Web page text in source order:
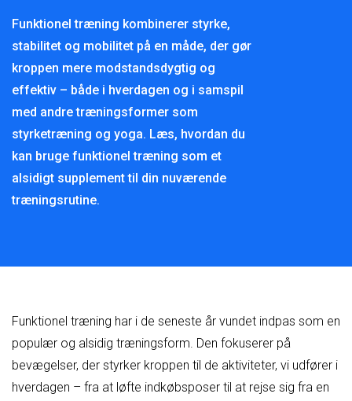
Funktionel træning kombinerer styrke,
stabilitet og mobilitet på en måde, der gør
kroppen mere modstandsdygtig og
effektiv – både i hverdagen og i samspil
med andre træningsformer som
styrketræning og yoga. Læs, hvordan du
kan bruge funktionel træning som et
alsidigt supplement til din nuværende
træningsrutine.
Funktionel træning har i de seneste år vundet indpas som en
populær og alsidig træningsform. Den fokuserer på
bevægelser, der styrker kroppen til de aktiviteter, vi udfører i
hverdagen – fra at løfte indkøbsposer til at rejse sig fra en